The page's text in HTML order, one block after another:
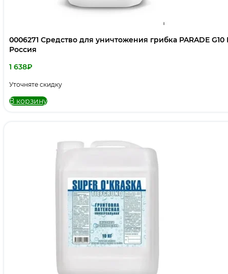
0006271 Средство для уничтожения грибка PARADE
Россия
1 638₽
Уточняте скидку
В корзину